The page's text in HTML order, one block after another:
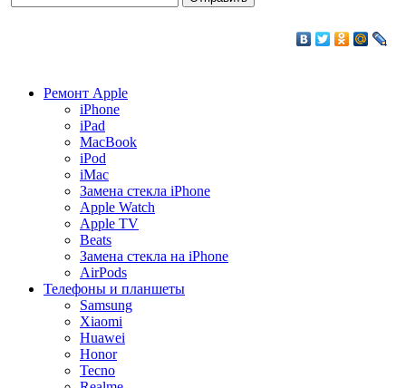
Ремонт Apple
iPhone
iPad
MacBook
iPod
iMac
Замена стекла iPhone
Apple Watch
Apple TV
Beats
Замена стекла на iPhone
AirPods
Телефоны и планшеты
Samsung
Xiaomi
Huawei
Honor
Tecno